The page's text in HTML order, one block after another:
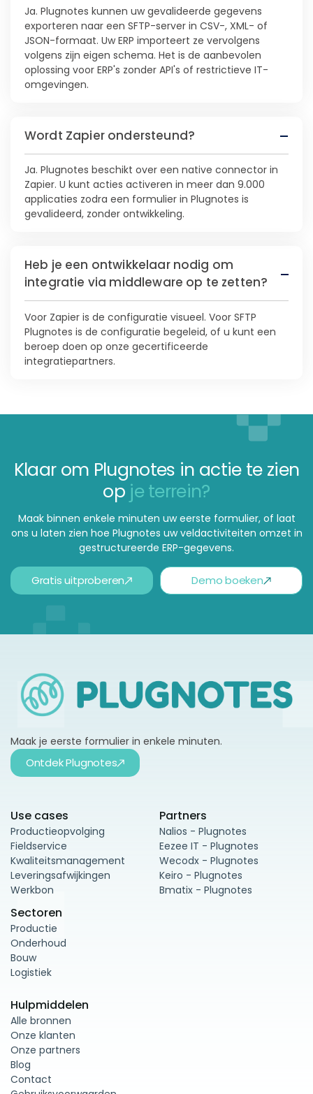
Ja. Plugnotes kunnen uw gevalideerde gegevens
exporteren naar een SFTP-server in CSV-, XML- of
JSON-formaat. Uw ERP importeert ze vervolgens
volgens zijn eigen schema. Het is de aanbevolen
oplossing voor ERP's zonder API's of restrictieve IT-
omgevingen.
Wordt Zapier ondersteund?
Ja. Plugnotes beschikt over een native connector in
Zapier. U kunt acties activeren in meer dan 9.000
applicaties zodra een formulier in Plugnotes is
gevalideerd, zonder ontwikkeling.
Heb je een ontwikkelaar nodig om
integratie via middleware op te zetten?
Voor Zapier is de configuratie visueel. Voor SFTP
Plugnotes is de configuratie begeleid, of u kunt een
beroep doen op onze gecertificeerde
integratiepartners.
Klaar om Plugnotes in actie te zien
op je terrein?
Maak binnen enkele minuten uw eerste formulier, of laat
ons u laten zien hoe Plugnotes uw veldactiviteiten omzet in
gestructureerde ERP-gegevens.
Gratis uitproberen Demo boeken
Maak je eerste formulier in enkele minuten.
Ontdek Plugnotes
Use cases
Productieopvolging
Fieldservice
Kwaliteitsmanagement
Leveringsafwijkingen
Werkbon
Sectoren
Productie
Onderhoud
Bouw
Logistiek
Partners
Nalios - Plugnotes
Eezee IT - Plugnotes
Wecodx - Plugnotes
Keiro - Plugnotes
Bmatix - Plugnotes
Hulpmiddelen
Alle bronnen
Onze klanten
Onze partners
Blog
Contact